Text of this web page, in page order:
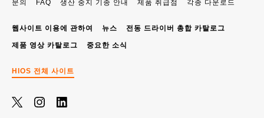
문의 FAQ 생산 중지 기종 안내 제품 취급점 각종 다운로드
웹사이트 이용에 관하여 뉴스 전동 드라이버 총합 카탈로그
제품 영상 카탈로그 중요한 소식
HIOS 전체 사이트